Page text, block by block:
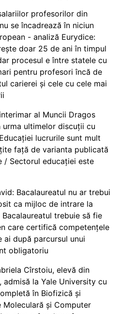
profesorilor din
se încadrează în niciun
- analiză Eurydice:
doar 25 de ani în timpul
procesul e între statele cu
pentru profesori încă de
carierei și cele cu cele mai
al Muncii Dragos
urma ultimelor discuții cu
lucrurile sunt mult
față de varianta publicată
/ Sectorul educației este
Bacalaureatul nu ar trebui
ca mijloc de intrare la
trebuie să fie
care certifică competențele
ai după parcursul unui
obligatoriu
Cîrstoiu, elevă din
admisă la Yale University cu
în Biofizică și
Moleculară și Computer